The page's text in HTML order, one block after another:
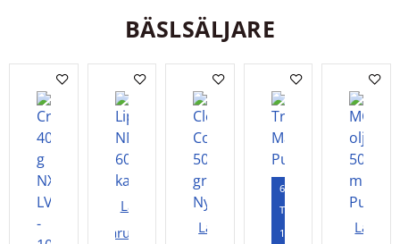
BÄSLSÄLJARE
Lägg i
varukorgen
Lägg i
60
Tabletter
120
Lägg i